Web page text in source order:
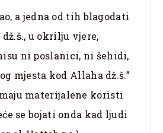
a jedna od tih blagodati
u okrilju vjere,
ni poslanici, ni šehidi,
mjesta kod Allaha dž.š.”
materijalene koristi
se bojati onda kad ljudi